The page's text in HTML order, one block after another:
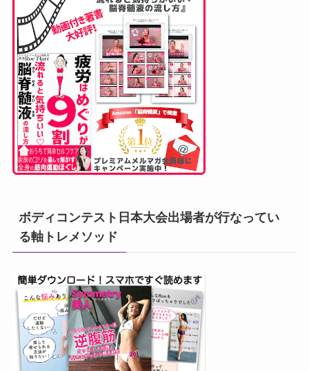
ボディコンテスト日本大会出場者が行なってい
る軸トレメソッド